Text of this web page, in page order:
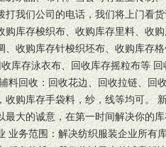
打我们公司的电话，我们将上门看
购库存梭织布、收购库存里料、收
、收购库存针梭织坯布、收购库存
库存泳衣布、回收库存摇粒布等
料回收：回收花边、回收拉链、回
收购库存手袋料，纱，线等均可。
最大的诚意，在第一时间解决你的
业务范围：解决纺织服装企业所有